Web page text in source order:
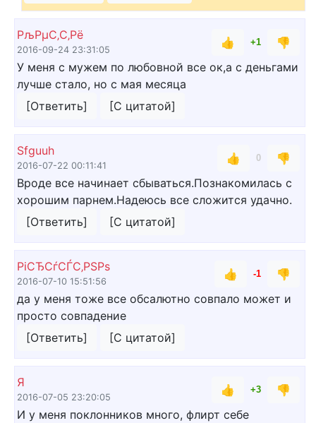
РљРµС‚С‚Рё
2016-09-24 23:31:05
👍 +1
👎
У меня с мужем по любовной все ок,а с деньгами
лучше стало, но с мая месяца
[Ответить]
[С цитатой]
Sfguuh
2016-07-22 00:11:41
👍 0
👎
Вроде все начинает сбываться.Познакомилась с
хорошим парнем.Надеюсь все сложится удачно.
[Ответить]
[С цитатой]
РіСЂСѓСЃС‚РЅРѕ
2016-07-10 15:51:56
👍 -1
👎
да у меня тоже все обсалютно совпало может и
просто совпадение
[Ответить]
[С цитатой]
Я
2016-07-05 23:20:05
👍 +3
👎
И у меня поклонников много, флирт себе